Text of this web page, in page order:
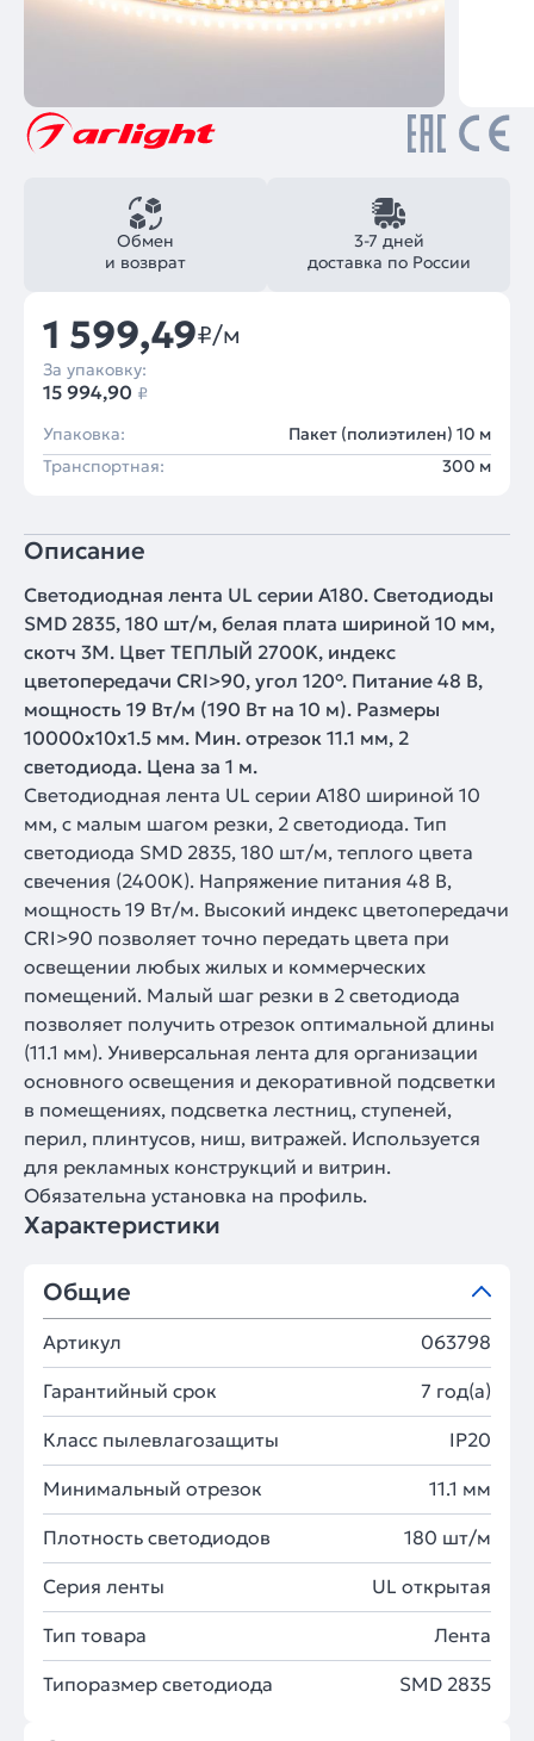
3-7 дней
доставка по России
Обмен
и возврат
1 599,49₽/м
За упаковку:
15 994,90 ₽
Упаковка:
Пакет (полиэтилен) 10 м
Транспортная:
300 м
Описание
Светодиодная лента UL серии A180. Светодиоды
SMD 2835, 180 шт/м, белая плата шириной 10 мм,
скотч 3M. Цвет ТЕПЛЫЙ 2700K, индекс
цветопередачи CRI>90, угол 120°. Питание 48 В,
мощность 19 Вт/м (190 Вт на 10 м). Размеры
10000x10x1.5 мм. Мин. отрезок 11.1 мм, 2
светодиода. Цена за 1 м.
Светодиодная лента UL серии A180 шириной 10
мм, с малым шагом резки, 2 светодиода. Тип
светодиода SMD 2835, 180 шт/м, теплого цвета
свечения (2400K). Напряжение питания 48 В,
мощность 19 Вт/м. Высокий индекс цветопередачи
CRI>90 позволяет точно передать цвета при
освещении любых жилых и коммерческих
помещений. Малый шаг резки в 2 светодиода
позволяет получить отрезок оптимальной длины
(11.1 мм). Универсальная лента для организации
основного освещения и декоративной подсветки
в помещениях, подсветка лестниц, ступеней,
перил, плинтусов, ниш, витражей. Используется
для рекламных конструкций и витрин.
Обязательна установка на профиль.
Характеристики
Общие
Артикул 063798
Гарантийный срок 7 год(а)
Класс пылевлагозащиты IP20
Минимальный отрезок 11.1 мм
Плотность светодиодов 180 шт/м
Серия ленты UL открытая
Тип товара Лента
Типоразмер светодиода SMD 2835